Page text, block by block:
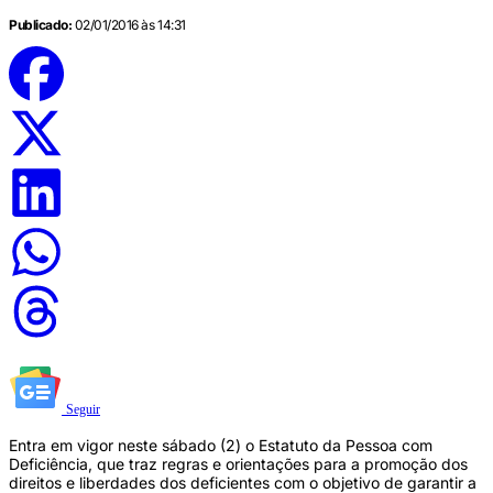
Publicado: 02/01/2016 às 14:31
Seguir
Entra em vigor neste sábado (2) o Estatuto da Pessoa com
Deficiência, que traz regras e orientações para a promoção dos
direitos e liberdades dos deficientes com o objetivo de garantir a